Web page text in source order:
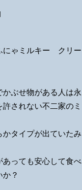
ゃミルキー クリー
ぶせ物がある人は永
されない不二家のミ
かタイプが出ていたみ
あっても安心して食べ
か？